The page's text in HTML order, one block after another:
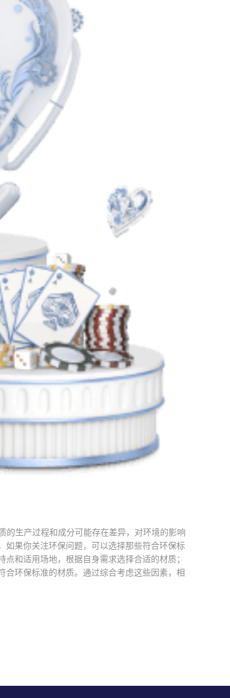
的生产过程和成分可能存在差异，对环境的影响
如果你关注环保问题，可以选择那些符合环保标
和适用场地，根据自身需求选择合适的材质；
环保标准的材质。通过综合考虑这些因素，相